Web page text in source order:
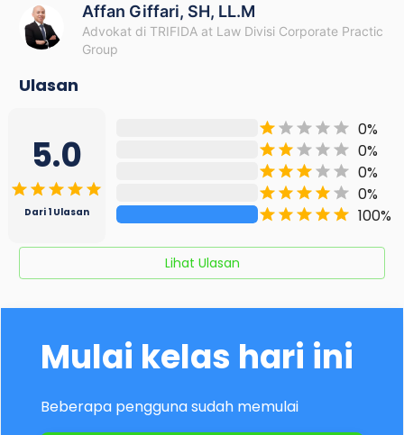
Affan Giffari, SH, LL.M
Advokat di TRIFIDA at Law Divisi Corporate Practic
Group
Ulasan
5.0
Dari 1Ulasan
0%
0%
0%
0%
100%
Lihat Ulasan
Mulai kelas hari ini
Beberapa pengguna sudah memulai